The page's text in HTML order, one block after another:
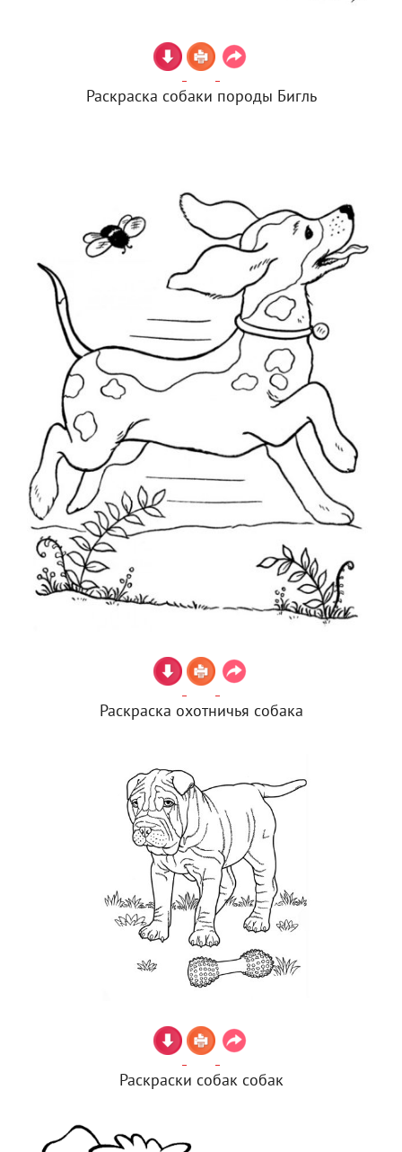
Раскраска собаки породы Бигль
Раскраска охотничья собака
Раскраски собак собак